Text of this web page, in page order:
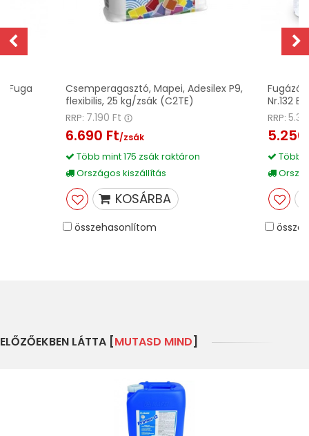
Fuga
Csemperagasztó, Mapei, Adesilex P9,
flexibilis, 25 kg/zsák (C2TE)
RRP: 7.190 Ft
6.690 Ft/zsák
Több mint 175 zsák raktáron
Országos kiszállítás
KOSÁRBA
összehasonlítom
Fugázó,
Nr.132
RRP:
Több
ELŐZŐEKBEN LÁTTA [MUTASD MIND]